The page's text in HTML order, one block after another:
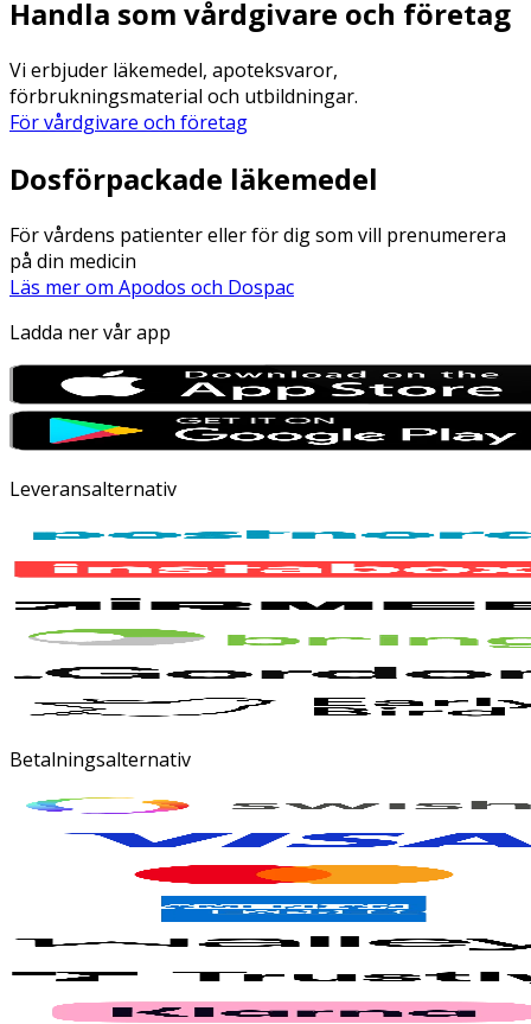
Handla som vårdgivare och företag
Vi erbjuder läkemedel, apoteksvaror,
förbrukningsmaterial och utbildningar.
För vårdgivare och företag
Dosförpackade läkemedel
För vårdens patienter eller för dig som vill prenumerera
på din medicin
Läs mer om Apodos och Dospac
Ladda ner vår app
Leveransalternativ
Betalningsalternativ